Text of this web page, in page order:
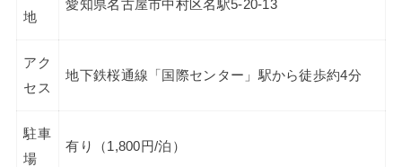
地
愛知県名古屋市中村区名駅5-20-13
アク
セス
地下鉄桜通線「国際センター」駅から徒歩約4分
駐車
場
有り（1,800円/泊）